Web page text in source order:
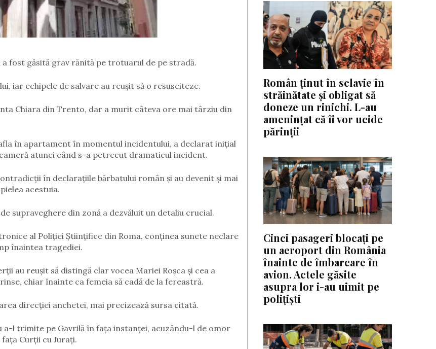
fost găsită grav rănită pe trotuarul de pe stradă.
iar echipele de salvare au reușit să o resusciteze.
Chiara din Trento, dar a murit câteva ore mai târziu din
în apartament în momentul incidentului, a declarat inițial
atunci când s-a petrecut dramaticul incident.
în declarațiile bărbatului român și au devenit și mai
acestuia.
supraveghere din zonă a dezvăluit un detaliu crucial.
al Poliției Științifice din Roma, conținea sunete neclare
înaintea tragediei.
au reușit să distingă clar vocea Mariei Roșca și cea a
chiar înainte ca femeia să cadă de la fereastră.
direcției anchetei, mai precizează sursa citată.
l trimite pe Gavrilă în fața instanței, acuzându-l de omor
Curții cu Jurați.
Român ținut în sclavie în
străinătate și obligat să
doneze un rinichi. L-au
amenințat că îi vor ucide
părinții
Cinci pasageri blocați pe
un aeroport din România
înainte de îmbarcare în
avion. Actele găsite
asupra lor i-au uimit pe
polițiști